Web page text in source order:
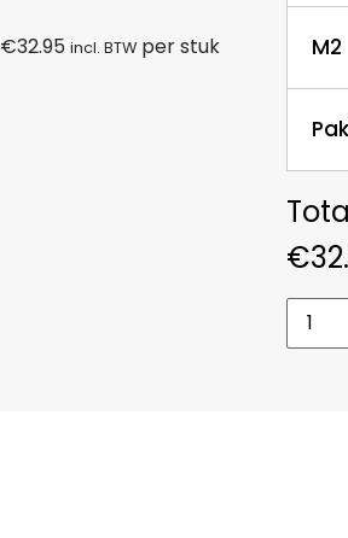
€32.95 incl. BTW per stuk M2
€